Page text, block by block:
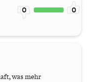
0 0
was mehr